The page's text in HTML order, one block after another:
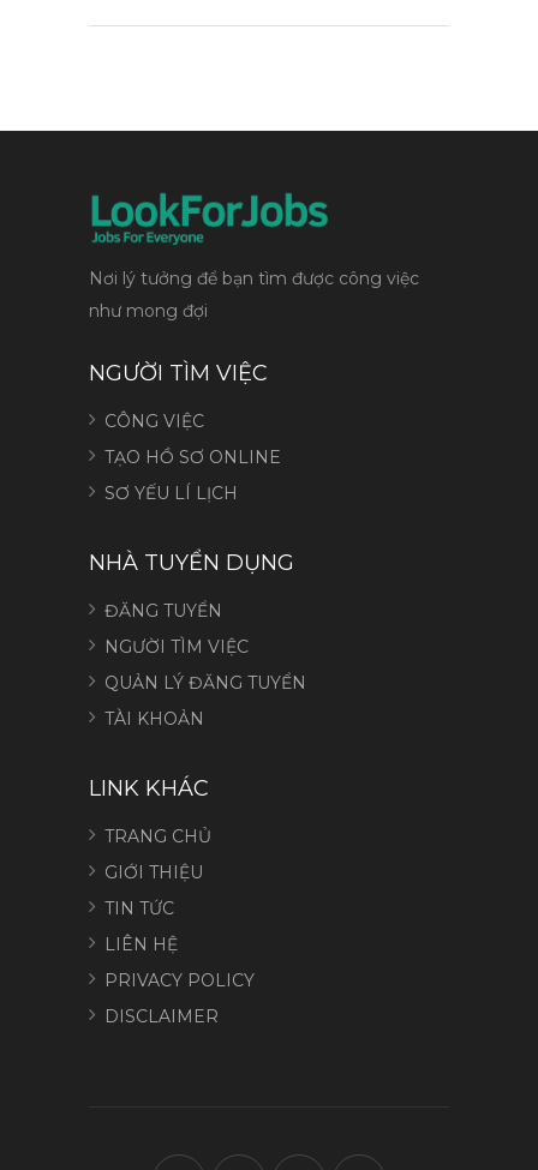
Nơi lý tưởng để bạn tìm được công việc
như mong đợi
NGƯỜI TÌM VIỆC
CÔNG VIỆC
TẠO HỒ SƠ ONLINE
SƠ YẾU LÍ LỊCH
NHÀ TUYỂN DỤNG
ĐĂNG TUYỂN
NGƯỜI TÌM VIỆC
QUẢN LÝ ĐĂNG TUYỂN
TÀI KHOẢN
LINK KHÁC
TRANG CHỦ
GIỚI THIỆU
TIN TỨC
LIÊN HỆ
PRIVACY POLICY
DISCLAIMER